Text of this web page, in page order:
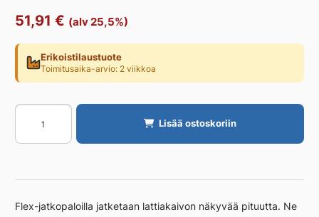
51,91 € (alv 25,5%)
Erikoistilaustuote
Toimitusaika-arvio: 2 viikkoa
Jatkopala
Unidrain
20/12mm
harjattu
Lisää ostoskoriin
Flex-jatkopaloilla jatketaan lattiakaivon näkyvää pituutta. Ne